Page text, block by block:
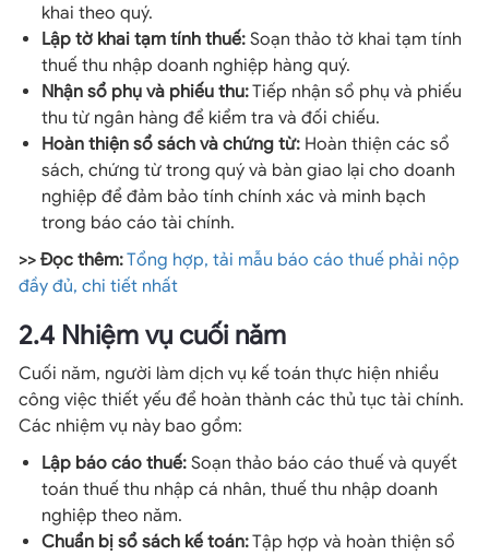
khai theo quý.
Lập tờ khai tạm tính thuế: Soạn thảo tờ khai tạm tính
thuế thu nhập doanh nghiệp hàng quý.
Nhận sổ phụ và phiếu thu:Tiếp nhận sổ phụ và phiếu
thu từ ngân hàng để kiểm tra và đối chiếu.
Hoàn thiện sổ sách và chứng từ: Hoàn thiện các sổ
sách, chứng từ trong quý và bàn giao lại cho doanh
nghiệp để đảm bảo tính chính xác và minh bạch
trong báo cáo tài chính.
>> Đọc thêm:Tổng hợp, tải mẫu báo cáo thuế phải nộp
đầy đủ, chi tiết nhất
2.4 Nhiệm vụ cuối năm
Cuối năm, người làm dịch vụ kế toán thực hiện nhiều
công việc thiết yếu để hoàn thành các thủ tục tài chính.
Các nhiệm vụ này bao gồm:
Lập báo cáo thuế: Soạn thảo báo cáo thuế và quyết
toán thuế thu nhập cá nhân, thuế thu nhập doanh
nghiệp theo năm.
Chuẩn bị sổ sách kế toán:Tập hợp và hoàn thiện sổ